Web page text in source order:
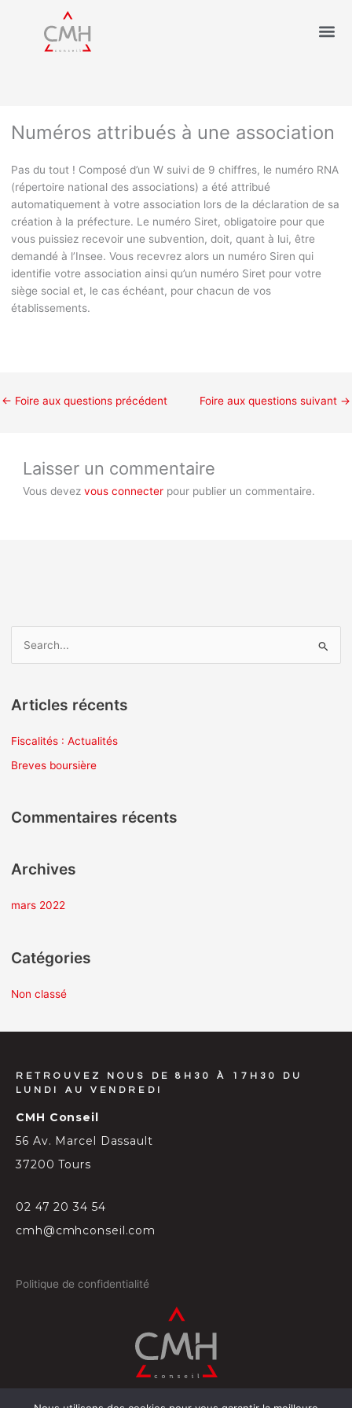
Numéros attribués à une association
Pas du tout ! Composé d’un W suivi de 9 chiffres, le numéro RNA
(répertoire national des associations) a été attribué
automatiquement à votre association lors de la déclaration de sa
création à la préfecture. Le numéro Siret, obligatoire pour que
vous puissiez recevoir une subvention, doit, quant à lui, être
demandé à l’Insee. Vous recevrez alors un numéro Siren qui
identifie votre association ainsi qu’un numéro Siret pour votre
siège social et, le cas échéant, pour chacun de vos
établissements.
← Foire aux questions précédent Foire aux questions suivant →
Laisser un commentaire
Vous devezvous connecter pour publier un commentaire.
h
e
Articles récents
Fiscalités : Actualités
Breves boursière
Commentaires récents
Archives
mars 2022
Catégories
Non classé
RETROUVEZ NOUS DE 8H30 À 17H30 DU
LUNDI AU VENDREDI
CMH Conseil
56 Av. Marcel Dassault
37200 Tours
02 47 20 34 54
cmh@cmhconseil.com
Politique de confidentialité